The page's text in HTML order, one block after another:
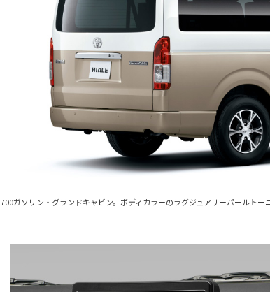
ガソリン・グランドキャビン。ボディカラーのラグジュアリーパールト